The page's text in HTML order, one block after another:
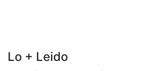
Lo + Leido